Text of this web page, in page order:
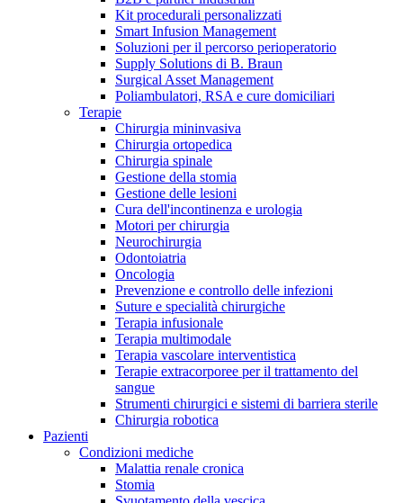
Catalogo prodotti
Trova il prodotto che stai cercando. Visita il catalogo B.
Braun con il nostro portfolio completo.
Hai domande o richieste? Scrivici per entrare subito in
contatto con un nostro referente.
Kit procedurali personalizzati
Smart Infusion Management
Soluzioni per il percorso perioperatorio
Supply Solutions di B. Braun
Surgical Asset Management
Poliambulatori, RSA e cure domiciliari
Terapie
Chirurgia mininvasiva
Chirurgia ortopedica
Chirurgia spinale
Gestione della stomia
Gestione delle lesioni
Cura dell'incontinenza e urologia
Motori per chirurgia
Neurochirurgia
Odontoiatria
Oncologia
Prevenzione e controllo delle infezioni
Suture e specialità chirurgiche
Terapia infusionale
Terapia multimodale
Terapia vascolare interventistica
Terapie extracorporee per il trattamento del
sangue
Strumenti chirurgici e sistemi di barriera sterile
Chirurgia robotica
Pazienti
Condizioni mediche
Malattia renale cronica
Stomia